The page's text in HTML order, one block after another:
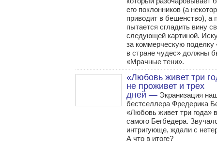
его поклонников (а
приводит в бешенство), а
пытается сгладить вину
следующей картиной.
за коммерческую поделку
в стране чудес» должны
«Мрачные тени».
«Любовь живет три
не проживет и трех
дней — Экранизация
бестселлера Фредерика
«Любовь живет три года»
самого Бегбедера.
интригующе, ждали с
А что в итоге?